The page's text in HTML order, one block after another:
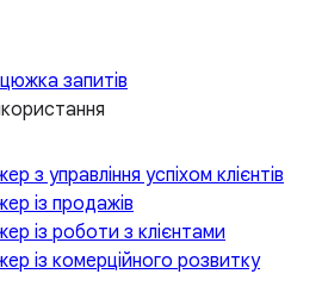
запитів
з управління успіхом клієнтів
із продажів
із роботи з клієнтами
із комерційного розвитку